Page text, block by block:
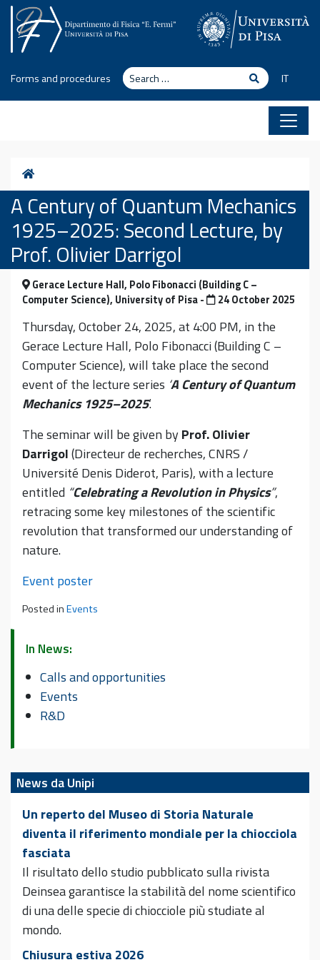
Skip to content
Forms and procedures Search Search
IT
Home
A Century of Quantum Mechanics
1925–2025: Second Lecture, by
Prof. Olivier Darrigol
Gerace Lecture Hall, Polo Fibonacci (Building C –
Computer Science), University of Pisa -
24 October 2025
Thursday, October 24, 2025, at 4:00 PM, in the
Gerace Lecture Hall, Polo Fibonacci (Building C –
Computer Science), will take place the second
event of the lecture series ‘A Century of Quantum
Mechanics 1925–2025‘.
The seminar will be given byProf. Olivier
Darrigol(Directeur de recherches, CNRS /
Université Denis Diderot, Paris), with a lecture
entitled “Celebrating a Revolution in Physics”,
retracing some key milestones of the scientific
revolution that transformed our understanding of
nature.
Event poster
Posted inEvents
In News:
Calls and opportunities
Events
R&D
News da Unipi
Un reperto del Museo di Storia Naturale
diventa il riferimento mondiale per la chiocciola
fasciata
Il risultato dello studio pubblicato sulla rivista
Deinsea garantisce la stabilità del nome scientifico
di una delle specie di chiocciole più studiate al
mondo.
Chiusura estiva 2026